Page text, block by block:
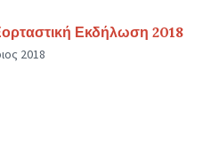
Εκδήλωση 2018
2018